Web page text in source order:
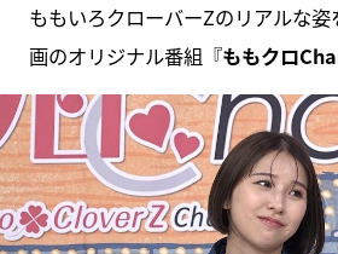
ももいろクローバーZのリアルな
画のオリジナル番組『ももクロ